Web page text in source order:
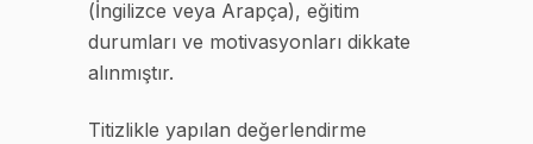
(İngilizce veya Arapça), eğitim
durumları ve motivasyonları dikkate
alınmıştır.
Titizlikle yapılan değerlendirme